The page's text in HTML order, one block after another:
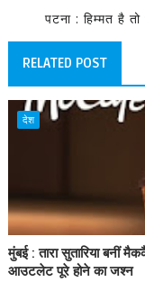
पटना : हिम्मत है
RELATED POST
देश
मुंबई : तारा सुतारिया बनीं
आउटलेट पूरे होने का जश्न